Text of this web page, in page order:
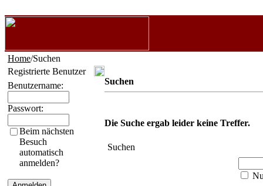
Home/Suchen
Registrierte Benutzer
Benutzername:
Passwort:
Beim nächsten
Besuch
automatisch
anmelden?
Suchen
Die Suche ergab leider keine Treffer.
Suchen